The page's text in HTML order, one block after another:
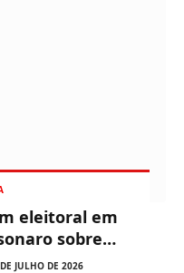
eleitoral em
sobre
e afirma que
JULHO DE 2026